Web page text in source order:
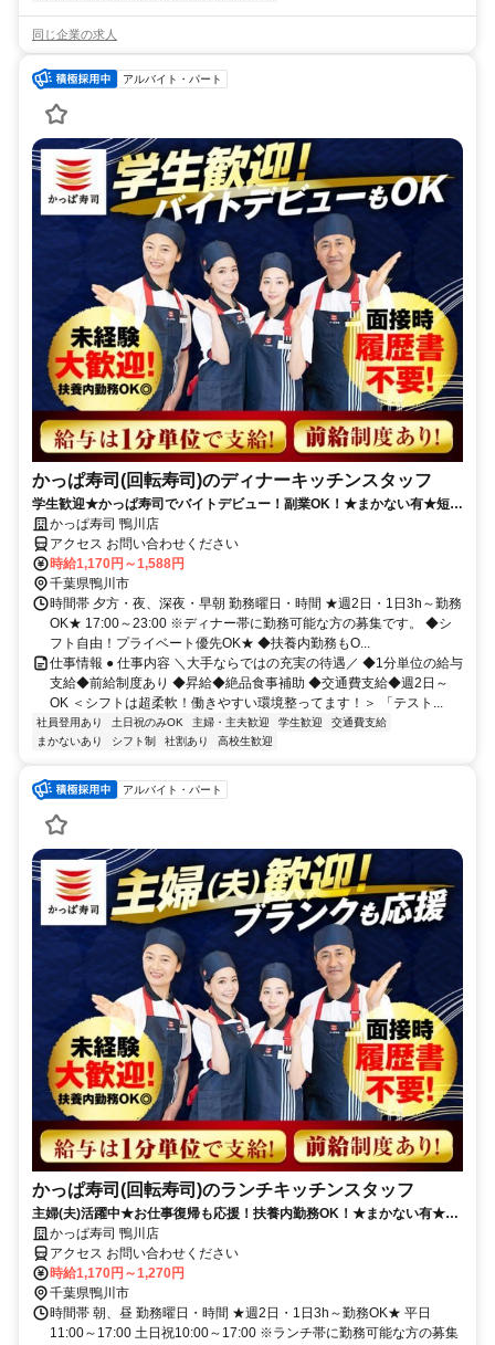
同じ企業の求人
アルバイト・パート
かっぱ寿司(回転寿司)のディナーキッチンスタッフ
学生歓迎★かっぱ寿司でバイトデビュー！副業OK！★まかない有★短時
間OK★履歴書不要
かっぱ寿司 鴨川店
アクセス お問い合わせください
時給1,170円～1,588円
千葉県鴨川市
時間帯 夕方・夜、深夜・早朝 勤務曜日・時間 ★週2日・1日3h～勤務
OK★ 17:00～23:00 ※ディナー帯に勤務可能な方の募集です。 ◆シ
フト自由！プライベート優先OK★ ◆扶養内勤務もO...
仕事情報 ● 仕事内容 ＼大手ならではの充実の待遇／ ◆1分単位の給与
支給◆前給制度あり ◆昇給◆絶品食事補助 ◆交通費支給◆週2日～
OK ＜シフトは超柔軟！働きやすい環境整ってます！＞ 「テスト...
社員登用あり 土日祝のみOK 主婦・主夫歓迎 学生歓迎
交通費支給
まかないあり
シフト制 社割あり 高校生歓迎
アルバイト・パート
かっぱ寿司(回転寿司)のランチキッチンスタッフ
主婦(夫)活躍中★お仕事復帰も応援！扶養内勤務OK！★まかない有★短
時間OK★履歴書不要
かっぱ寿司 鴨川店
アクセス お問い合わせください
時給1,170円～1,270円
千葉県鴨川市
時間帯 朝、昼 勤務曜日・時間 ★週2日・1日3h～勤務OK★ 平日
11:00～17:00 土日祝10:00～17:00 ※ランチ帯に勤務可能な方の募集